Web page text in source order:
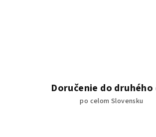
Doručenie do druhého
po celom Slovensku